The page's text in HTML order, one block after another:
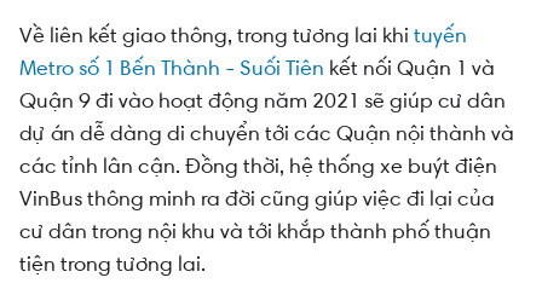
Về liên kết giao thông, trong tương lai khi tuyến
Metro số 1 Bến Thành - Suối Tiên kết nối Quận 1 và
Quận 9 đi vào hoạt động năm 2021 sẽ giúp cư dân
dự án dễ dàng di chuyển tới các Quận nội thành và
các tỉnh lân cận. Đồng thời, hệ thống xe buýt điện
VinBus thông minh ra đời cũng giúp việc đi lại của
cư dân trong nội khu và tới khắp thành phố thuận
tiện trong tương lai.